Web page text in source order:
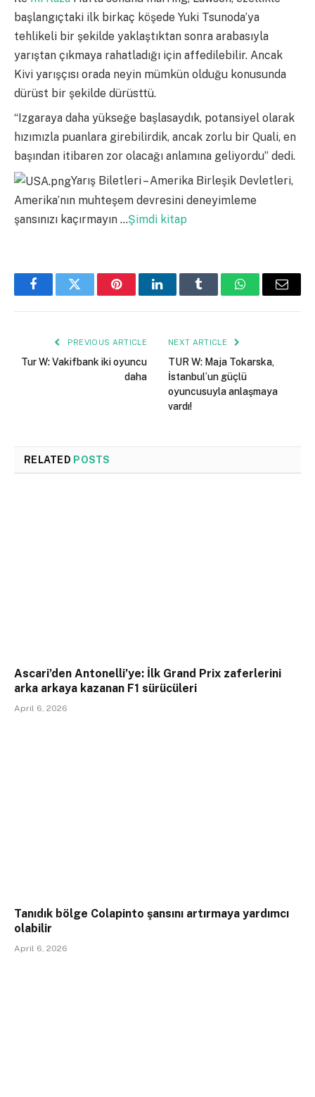
başlangıçtaki ilk birkaç köşede Yuki Tsunoda’ya
tehlikeli bir şekilde yaklaştıktan sonra arabasıyla
yarıştan çıkmaya rahatladığı için affedilebilir. Ancak
Kivi yarışçısı orada neyin mümkün olduğu konusunda
dürüst bir şekilde dürüsttü.
“Izgaraya daha yükseğe başlasaydık, potansiyel olarak
hızımızla puanlara girebilirdik, ancak zorlu bir Quali, en
başından itibaren zor olacağı anlamına geliyordu” dedi.
Yarış Biletleri – Amerika Birleşik Devletleri,
Amerika’nın muhteşem devresini deneyimleme
şansınızı kaçırmayın …Şimdi kitap
FacebookTwitter PinterestLinkedInTumblr WhatsAppEmail
PREVIOUS ARTICLE
Tur W: Vakifbank iki oyuncu
daha
NEXT ARTICLE
TUR W: Maja Tokarska,
İstanbul’un güçlü
oyuncusuyla anlaşmaya
vardı!
RELATED POSTS
Ascari’den Antonelli’ye: İlk Grand Prix zaferlerini
arka arkaya kazanan F1 sürücüleri
April 6, 2026
Tanıdık bölge Colapinto şansını artırmaya yardımcı
olabilir
April 6, 2026